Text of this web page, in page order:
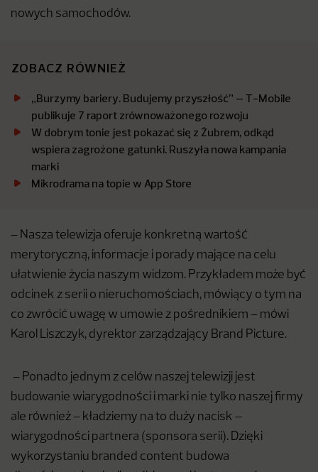
nowych samochodów.
ZOBACZ RÓWNIEŻ
„Burzymy bariery. Budujemy przyszłość” – T-Mobile
publikuje 7 raport zrównoważonego rozwoju
W dobrym tonie jest pokazać się z Żubrem, odkąd
wspiera zagrożone gatunki. Ruszyła nowa kampania
marki
Mikrodrama na topie w App Store
– Nasza telewizja oferuje konkretną wartość
merytoryczną, informacje i porady mające na celu
ułatwienie życia naszym widzom. Przykładem może być
odcinek z serii o nieruchomościach, mówiący o tym na
co zwrócić uwagę w umowie z pośrednikiem – mówi
Karol Liszczyk, dyrektor zarządzający Brand Picture.
– Ponadto jednym z celów naszej telewizji jest
budowanie wiarygodności i marki nie tylko naszej firmy
ale również – kładziemy na to duży nacisk –
wiarygodności partnera (sponsora serii). Dzięki
wykorzystaniu branded content budowa